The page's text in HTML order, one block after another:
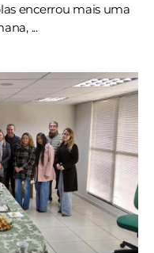
encerrou mais uma
...